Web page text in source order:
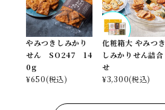
商品一覧（味付けから選ぶ）
季節の限定商品
贈り物
やみつきしみかり
せん SO247 14
0g
¥650(税込)
化粧箱大 やみつき
しみかりせん詰合
せ
¥3,300(税込)